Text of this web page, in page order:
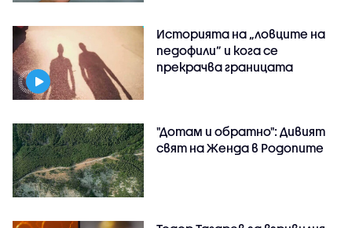
Историята на „ловците на
педофили” и кога се
прекрачва границата
"Дотам и обратно": Дивият
свят на Женда в Родопите